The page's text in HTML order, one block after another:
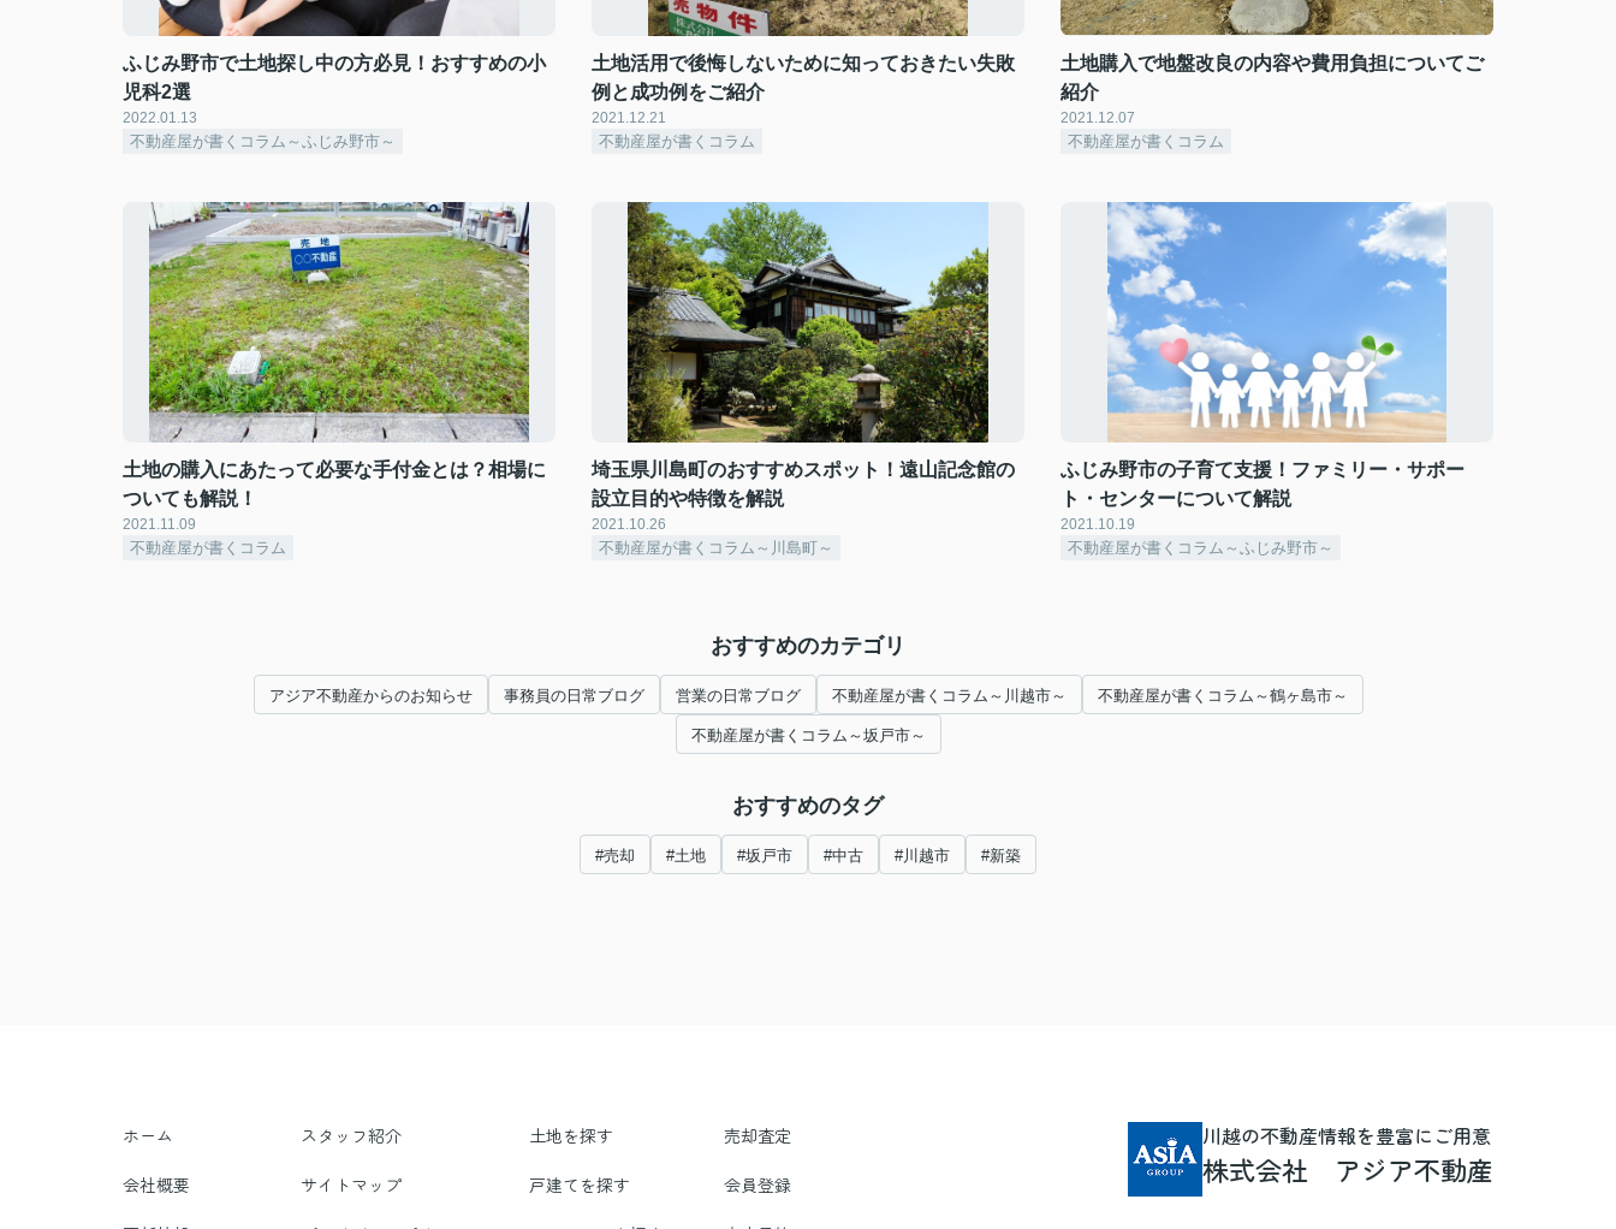
ふじみ野市で土地探し中の方必見！おすすめの小
児科2選
2022.01.13
不動産屋が書くコラム～ふじみ野市～
土地活用で後悔しないために知っておきたい失敗
例と成功例をご紹介
2021.12.21
不動産屋が書くコラム
土地購入で地盤改良の内容や費用負担についてご
紹介
2021.12.07
不動産屋が書くコラム
土地の購入にあたって必要な手付金とは？相場に
ついても解説！
2021.11.09
不動産屋が書くコラム
埼玉県川島町のおすすめスポット！遠山記念館の
設立目的や特徴を解説
2021.10.26
不動産屋が書くコラム～川島町～
ふじみ野市の子育て支援！ファミリー・サポー
ト・センターについて解説
2021.10.19
不動産屋が書くコラム～ふじみ野市～
おすすめのカテゴリ
アジア不動産からのお知らせ 事務員の日常ブログ 営業の日常ブログ 不動産屋が書くコラム～川越市～ 不動産屋が書くコラム～鶴ヶ島市～
不動産屋が書くコラム～坂戸市～
おすすめのタグ
#売却 #土地 #坂戸市 #中古 #川越市 #新築
ホーム スタッフ紹介 土地を探す 売却査定
会社概要 サイトマップ 戸建てを探す 会員登録
川越の不動産情報を豊富にご用意
株式会社 アジア不動産